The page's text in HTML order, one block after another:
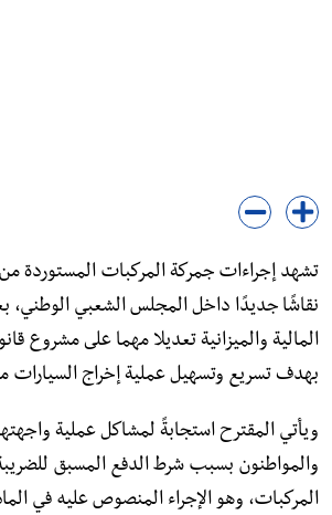
تشهد إجراءات جمركة المركبات المستوردة
نقاشًا جديدًا داخل المجلس الشعبي الوطني،
بهدف تسريع وتسهيل عملية إخراج السيارات
ويأتي المقترح استجابةً لمشاكل عملية
والمواطنون بسبب شرط الدفع المسبق